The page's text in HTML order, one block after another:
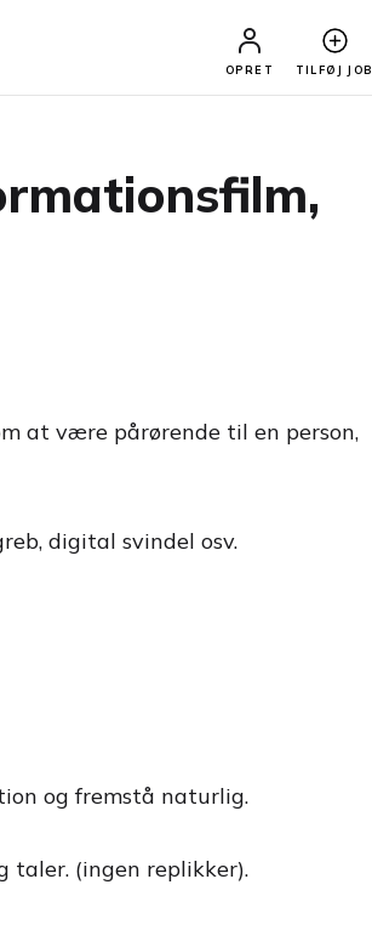
OPRET TILFØJ JOB
at være pårørende til en person,
digital svindel osv.
og fremstå naturlig.
taler. (ingen replikker).